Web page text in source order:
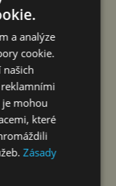
soustředit
v době nižší
než země
a analýze
cookie.
našich
mohou
které
Zásady